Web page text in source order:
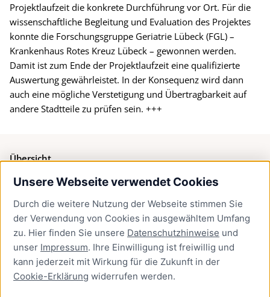
Unsere Webseite verwendet Cookies
Durch die weitere Nutzung der Webseite stimmen Sie
der Verwendung von Cookies in ausgewähltem Umfang
zu. Hier finden Sie unsere Datenschutzhinweise und
unser Impressum. Ihre Einwilligung ist freiwillig und
kann jederzeit mit Wirkung für die Zukunft in der
Cookie-Erklärung widerrufen werden.
Projektlaufzeit die konkrete Durchführung vor Ort. Für die
wissenschaftliche Begleitung und Evaluation des Projektes
konnte die Forschungsgruppe Geriatrie Lübeck (FGL) –
Krankenhaus Rotes Kreuz Lübeck – gewonnen werden.
Damit ist zum Ende der Projektlaufzeit eine qualifizierte
Auswertung gewährleistet. In der Konsequenz wird dann
auch eine mögliche Verstetigung und Übertragbarkeit auf
andere Stadtteile zu prüfen sein. +++
Übersicht
Bürgerservice
Presse
Newsletter Lübeck:kompakt
Kontakt
Kontakt